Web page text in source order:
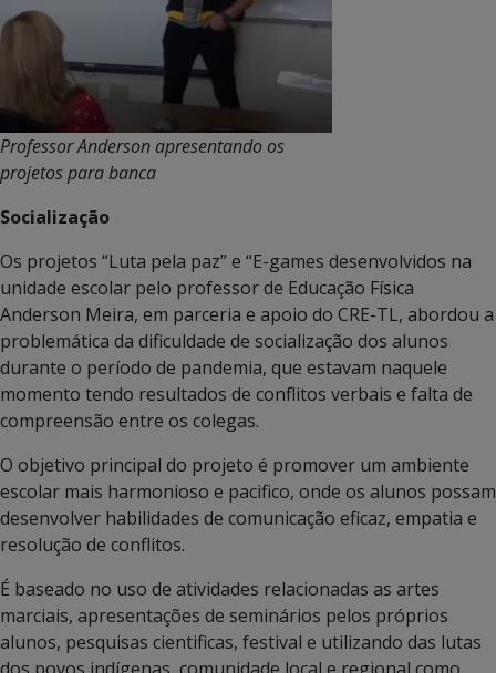
Professor Anderson apresentando os
projetos para banca
Socialização
Os projetos “Luta pela paz” e “E-games desenvolvidos na
unidade escolar pelo professor de Educação Física
Anderson Meira, em parceria e apoio do CRE-TL, abordou a
problemática da dificuldade de socialização dos alunos
durante o período de pandemia, que estavam naquele
momento tendo resultados de conflitos verbais e falta de
compreensão entre os colegas.
O objetivo principal do projeto é promover um ambiente
escolar mais harmonioso e pacifico, onde os alunos possam
desenvolver habilidades de comunicação eficaz, empatia e
resolução de conflitos.
É baseado no uso de atividades relacionadas as artes
marciais, apresentações de seminários pelos próprios
alunos, pesquisas cientificas, festival e utilizando das lutas